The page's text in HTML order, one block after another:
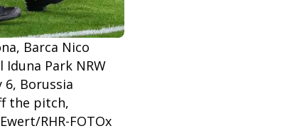
Barca Nico
Park NRW
6, Borussia
the pitch,
RHR-FOTOx